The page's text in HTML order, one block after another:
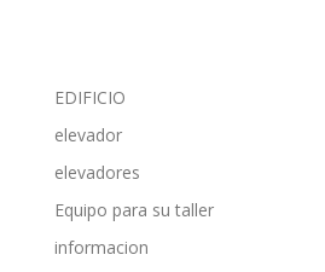
EDIFICIO
elevador
elevadores
Equipo para su taller
informacion